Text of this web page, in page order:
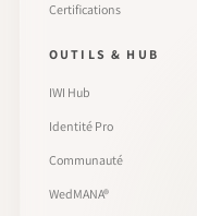
Certifications
OUTILS & HUB
IWI Hub
Identité Pro
Communauté
WedMANA®